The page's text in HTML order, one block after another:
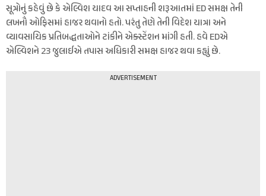
સૂત્રોનું કહેવું છે કે એલ્વિશ યાદવ આ સપ્તાહની શરૂઆતમાં ED સમક્ષ તેની
લખનૌ ઓફિસમાં હાજર થવાનો હતો. પરંતુ તેણે તેની વિદેશ યાત્રા અને
વ્યાવસાયિક પ્રતિબદ્ધતાઓને ટાંકીને એક્સ્ટેંશન માંગી હતી. હવે EDએ
એલ્વિશને 23 જુલાઈએ તપાસ અધિકારી સમક્ષ હાજર થવા કહ્યું છે.
ADVERTISEMENT